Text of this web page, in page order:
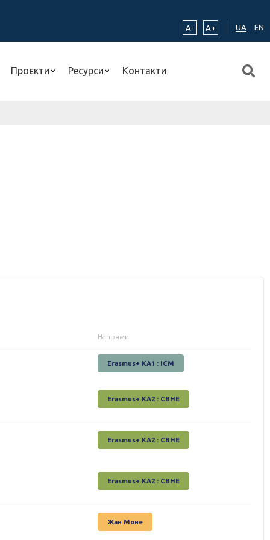
A-
A+ UA EN
Проєкти Ресурси Контакти
Напрями
Erasmus+ KA1 : ICM
Erasmus+ КА2 : СВНЕ
Erasmus+ КА2 : СВНЕ
Erasmus+ КА2 : СВНЕ
Жан Моне